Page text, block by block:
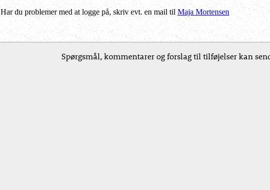
Har du problemer med at logge på, skriv evt. en mail tilMaja Mortensen
Spørgsmål, kommentarer og forslag til tilføjelser kan